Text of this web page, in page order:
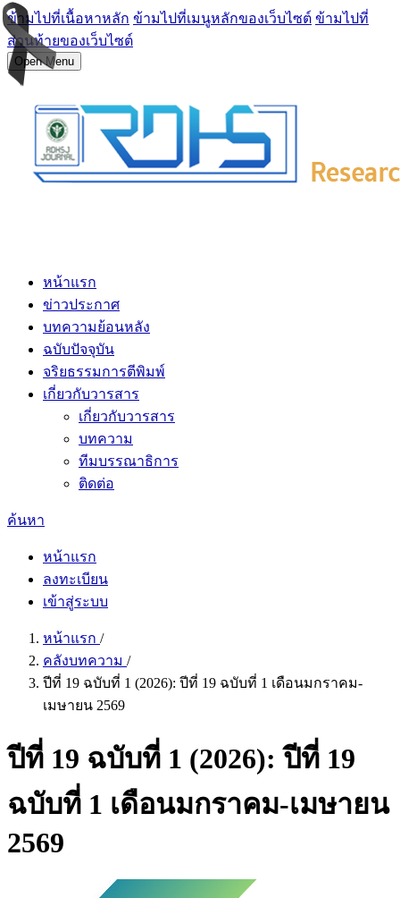
ข้ามไปที่เนื้อหาหลัก ข้ามไปที่เมนูหลักของเว็บไซต์ ข้ามไปที่
ส่วนท้ายของเว็บไซต์
Open Menu
หน้าแรก
ข่าวประกาศ
บทความย้อนหลัง
ฉบับปัจจุบัน
จริยธรรมการตีพิมพ์
เกี่ยวกับวารสาร
เกี่ยวกับวารสาร
บทความ
ทีมบรรณาธิการ
ติดต่อ
ค้นหา
หน้าแรก
ลงทะเบียน
เข้าสู่ระบบ
หน้าแรก /
คลังบทความ /
ปีที่ 19 ฉบับที่ 1 (2026): ปีที่ 19 ฉบับที่ 1 เดือนมกราคม-
เมษายน 2569
ปีที่ 19 ฉบับที่ 1 (2026): ปีที่ 19
ฉบับที่ 1 เดือนมกราคม-เมษายน
2569